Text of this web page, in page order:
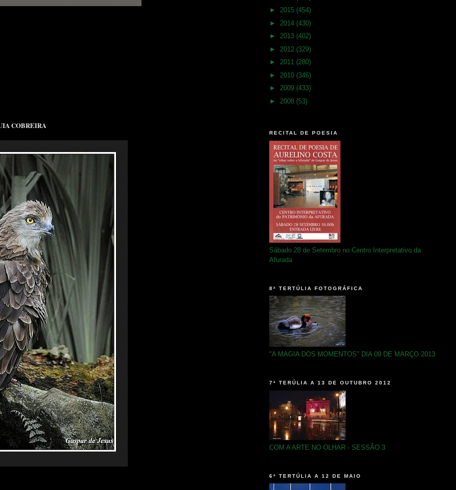
COBREIRA
► 2015 (454)
► 2014 (430)
► 2013 (402)
► 2012 (329)
► 2011 (280)
► 2010 (346)
► 2009 (433)
► 2008 (53)
RECITAL DE POESIA
Sábado 28 de Setembro no Centro Interpretativo da
Afurada
8ª TERTÚLIA FOTOGRÁFICA
"A MAGIA DOS MOMENTOS" DIA 09 DE MARÇO 2013
7ª TERÚLIA A 13 DE OUTUBRO 2012
COM A ARTE NO OLHAR - SESSÃO 3
6ª TERTÚLIA A 12 DE MAIO